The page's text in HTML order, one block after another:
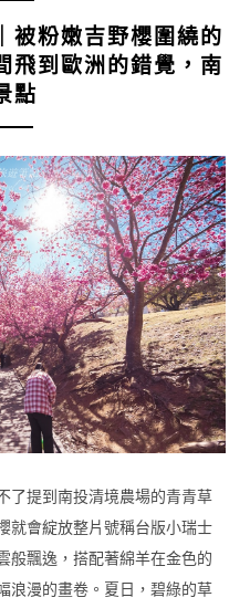
被粉嫩吉野櫻圍繞的
飛到歐洲的錯覺，南
點
了提到南投清境農場的青青草
就會綻放整片號稱台版小瑞士
般飄逸，搭配著綿羊在金色的
浪漫的畫卷。夏日，碧綠的草